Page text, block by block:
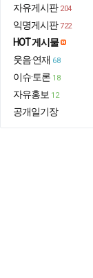
자유게시판 204
익명게시판 722
HOT 게시물
웃음·연재 68
이슈·토론 18
자유홍보 12
공개일기장